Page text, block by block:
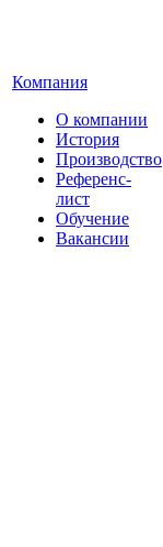
Компания
О компании
История
Производство
Референс-
лист
Обучение
Вакансии